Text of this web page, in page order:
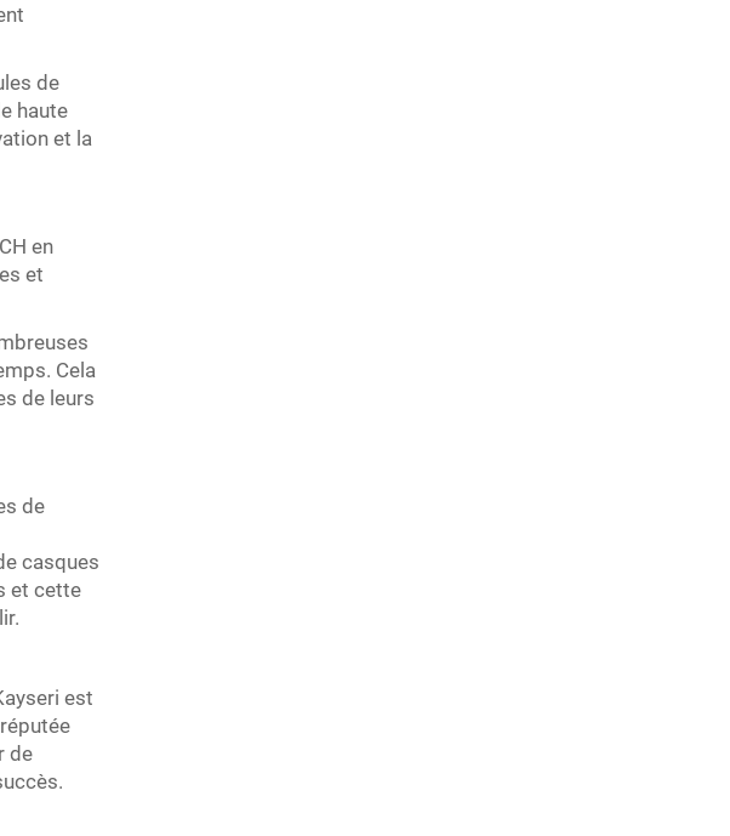
de
haute
et la
en
et
Cela
de leurs
de
casques
et cette
est
de